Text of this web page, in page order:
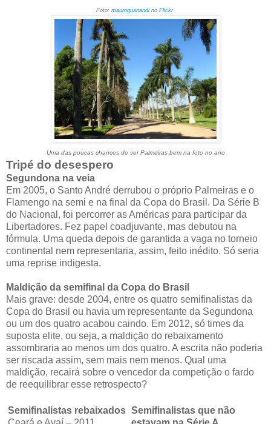
Foto: mauroguanandi no Flickr
Uma das poucas chances de ver Palmeiras bem na foto no ano
Tripé do desespero
Segundona na veia
Em 2005, o Santo André derrubou o próprio Palmeiras e o
Flamengo na semi e na final da Copa do Brasil. Da Série B
do Nacional, foi percorrer as Américas para participar da
Libertadores. Fez papel coadjuvante, mas debutou na
fórmula. Uma queda depois de garantida a vaga no torneio
continental nem representaria, assim, feito inédito. Só seria
uma reprise indigesta.
Maldição da semifinal da Copa do Brasil
Mais grave: desde 2004, entre os quatro semifinalistas da
Copa do Brasil ou havia um representante da Segundona
ou um dos quatro acabou caindo. Em 2012, só times da
suposta elite, ou seja, a maldição do rebaixamento
assombraria ao menos um dos quatro. A escrita não poderia
ser riscada assim, sem mais nem menos. Qual uma
maldição, recairá sobre o vencedor da competição o fardo
de reequilibrar esse retrospecto?
Semifinalistas rebaixados Semifinalistas que não